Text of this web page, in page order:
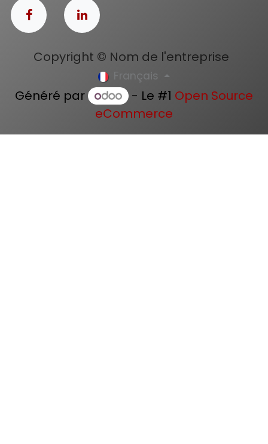
Copyright © Nom de l'entreprise
Français
Généré par - Le #1 Open Source
eCommerce